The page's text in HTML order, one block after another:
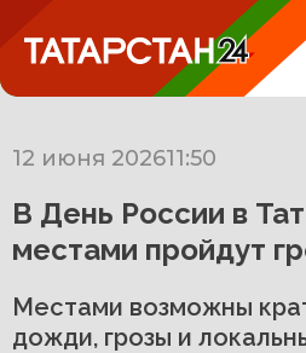
12 июня 202611:50
В День России в
местами пройдут
Местами возможны
дожди, грозы и